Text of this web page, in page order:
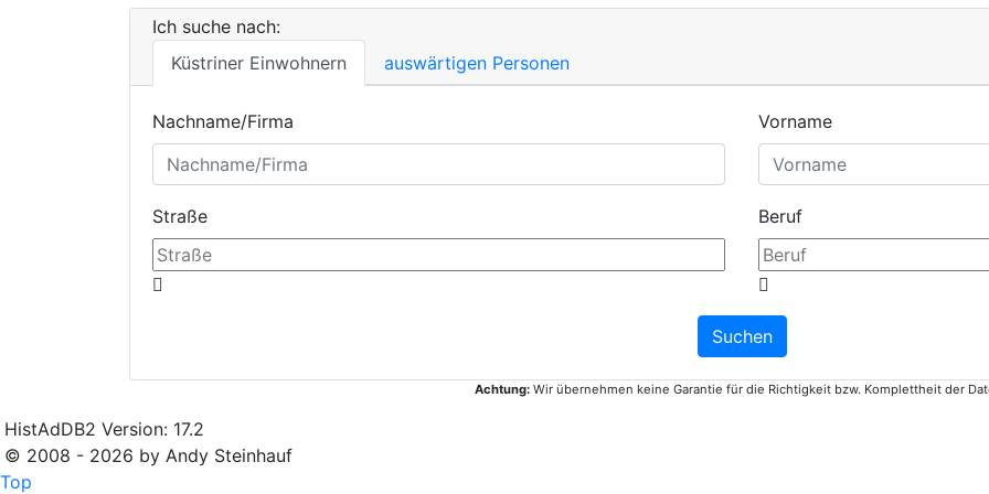
Ich suche nach:
Küstriner Einwohnern
auswärtigen Personen
Nachname/Firma Vorname
Straße Beruf
Achtung:Wir übernehmen keine Garantie für die Richtigkeit bzw. Komplettheit der
HistAdDB2 Version: 17.2
© 2008 - 2026 by Andy Steinhauf
Top